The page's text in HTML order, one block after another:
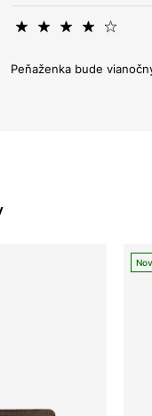
Peňaženka bude